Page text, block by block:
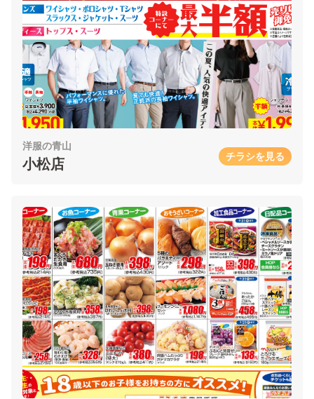
洋服の青山
小松店 チラシを見る